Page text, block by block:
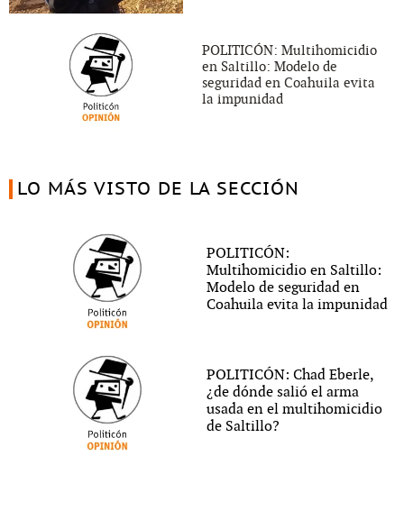
POLITICÓN: Multihomicidio
en Saltillo: Modelo de
seguridad en Coahuila evita
la impunidad
LO MÁS VISTO DE LA SECCIÓN
POLITICÓN:
Multihomicidio en Saltillo:
Modelo de seguridad en
Coahuila evita la impunidad
POLITICÓN: Chad Eberle,
¿de dónde salió el arma
usada en el multihomicidio
de Saltillo?